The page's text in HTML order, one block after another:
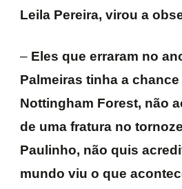
Leila Pereira, virou a
–Eles que erraram no
Palmeiras tinha a
Nottingham Forest, não
de uma fratura no
Paulinho, não quis
mundo viu o que